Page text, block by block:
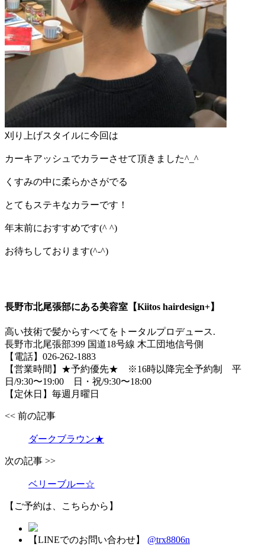
刈り上げスタイルに今回は
カーキアッシュでカラーさせて頂きました^_^
くすみの中に柔らかさがでる
とてもステキなカラーです！
年末前におすすめです(^ ^)
お待ちしております(^-^)
長野市北尾張部にある美容室【Kiitos hairdesign+】
高い技術で髪からすべてをトータルプロデュース.
長野市北尾張部399 国道18号線 木工団地信号側
【電話】026-262-1883
【営業時間】★予約優先★ ※16時以降完全予約制 平
日/9:30〜19:00 日・祝/9:30〜18:00
【定休日】毎週月曜日
<< 前の記事
ダークブラウン★
次の記事 >>
ベリーブルー☆
【ご予約は、こちらから】
【LINEでのお問い合わせ】 @trx8806n